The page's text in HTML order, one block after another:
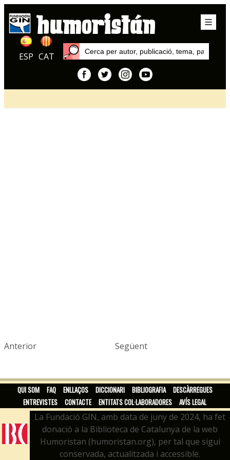
ESP CAT
Anterior Següent
QUI SOM FAQ ENLLAÇOS DICCIONARI BIBLIOGRAFIA
DESCÀRREGUES
ENTREVISTES
CONTACTE ENTITATS COL·LABORADORES AVÍS LEGAL
La Fundació GIN, amb data de juny de 2024, ha fet
donació a la Biblioteca de Catalunya de la web
Humoristan (humoristan.org), per tal que sigui
conservada, actualitzada i accessible.